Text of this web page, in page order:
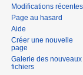
Modifications récentes
Page au hasard
Aide
Créer une nouvelle
page
Galerie des nouveaux
fichiers